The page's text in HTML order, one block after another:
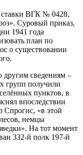
ставки ВГК № 0428,
Суровый приказ,
1941 года
план по
о существовании
другим сведениям –
групп получили
пунктов, в
впоследствии
Спрогис, «в этой
немцы
На тот момент
332-й полк 197-й